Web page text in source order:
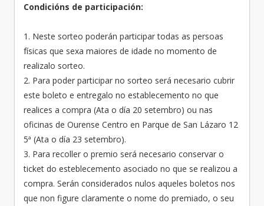
Condicións de participación:
1. Neste sorteo poderán participar todas as persoas
físicas que sexa maiores de idade no momento de
realizalo sorteo.
2. Para poder participar no sorteo será necesario cubrir
este boleto e entregalo no establecemento no que
realices a compra (Ata o día 20 setembro) ou nas
oficinas de Ourense Centro en Parque de San Lázaro 12
5ª (Ata o día 23 setembro).
3. Para recoller o premio será necesario conservar o
ticket do esteblecemento asociado no que se realizou a
compra. Serán considerados nulos aqueles boletos nos
que non figure claramente o nome do premiado, o seu